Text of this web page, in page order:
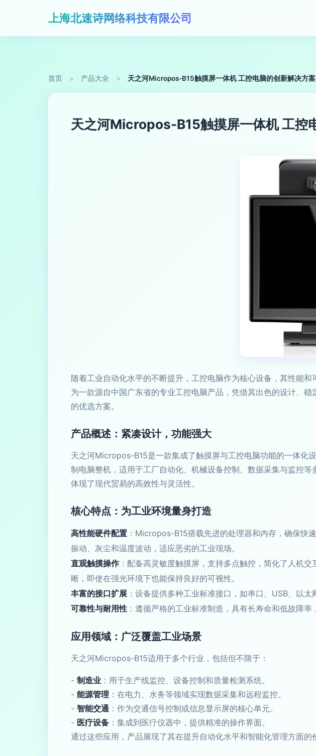
上海北速诗网络科技有限公司
首页 > 产品大全 > 天之河Micropos-B15触摸屏一体机 工控电脑的创新解决方案
天之河Micropos-B15触摸屏一体机 工控
随着工业自动化水平的不断提升，工控电脑作为核心设备，其性能
为一款源自中国广东省的专业工控电脑产品，凭借其出色的设计、
的优选方案。
产品概述：紧凑设计，功能强大
天之河Micropos-B15是一款集成了触摸屏与工控电脑功能的一体化
制电脑整机，适用于工厂自动化、机械设备控制、数据采集与监控
体现了现代贸易的高效性与灵活性。
核心特点：为工业环境量身打造
高性能硬件配置 ：Micropos-B15搭载先进的处理器和内存，确保快
振动、灰尘和温度波动，适应恶劣的工业现场。
直观触摸操作：配备高灵敏度触摸屏，支持多点触控，简化了人机
晰，即使在强光环境下也能保持良好的可视性。
丰富的接口扩展 ：设备提供多种工业标准接口，如串口、USB、以
可靠性与耐用性 ：遵循严格的工业标准制造，具有长寿命和低故障
应用领域：广泛覆盖工业场景
天之河Micropos-B15适用于多个行业，包括但不限于：
- 制造业 ：用于生产线监控、设备控制和质量检测系统。
- 能源管理 ：在电力、水务等领域实现数据采集和远程监控。
- 智能交通 ：作为交通信号控制或信息显示屏的核心单元。
- 医疗设备 ：集成到医疗仪器中，提供精准的操作界面。
通过这些应用，产品展现了其在提升自动化水平和智能化管理方面的